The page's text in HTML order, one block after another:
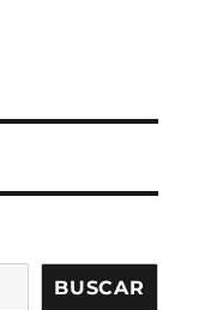
BUSCAR